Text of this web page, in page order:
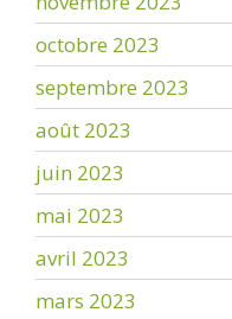
octobre 2023
septembre 2023
août 2023
juin 2023
mai 2023
avril 2023
mars 2023